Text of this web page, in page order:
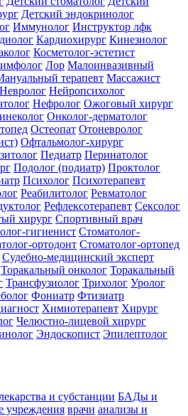
Детский эндокринолог
Иммунолог Инструктор лфк
Кардиохирург Кинезиолог
Косметолог-эстетист
Лор Малоинвазивный
терапевт Массажист
Невролог Нейропсихолог
Нефролог Ожоговый хирург
Онколог-дерматолог
Остеопат Отоневролог
Офтальмолог-хирург
Педиатр Перинатолог
Подолог (подиатр) Проктолог
Психолог Психотерапевт
Реабилитолог Ревматолог
Рефлексотерапевт Сексолог
хирург Спортивный врач
гигиенист Стоматолог-
ортодонт Стоматолог-ортопед
Судебно-медицинский эксперт
Торакальный онколог Торакальный
Трансфузиолог Трихолог Уролог
Фониатр Фтизиатр
Химиотерапевт Хирург
Челюстно-лицевой хирург
Эндоскопист Эпилептолог
и субстанции БАДы и
учреждения врачи анализы и